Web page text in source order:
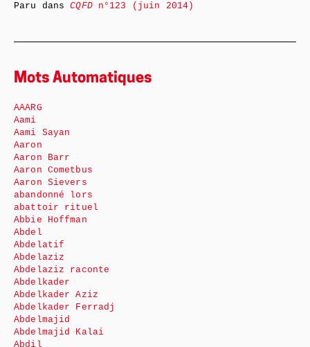
Paru dansCQFDn°123 (juin 2014)
Mots Automatiques
AAARG
Aami
Aami Sayan
Aaron
Aaron Barr
Aaron Cometbus
Aaron Sievers
abandonné lors
abattoir rituel
Abbie Hoffman
Abdel
Abdelatif
Abdelaziz
Abdelaziz raconte
Abdelkader
Abdelkader Aziz
Abdelkader Ferradj
Abdelmajid
Abdelmajid Kalai
Abdil